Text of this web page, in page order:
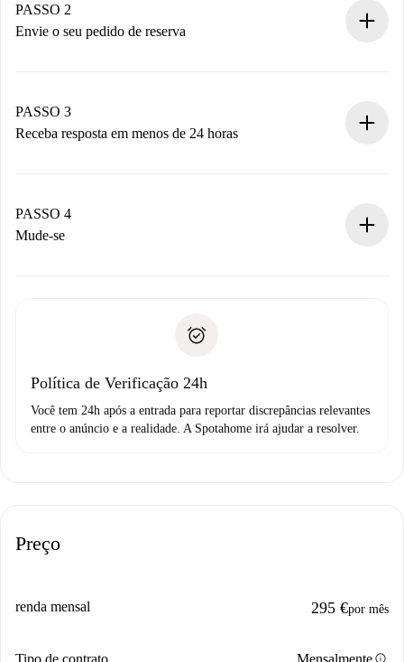
Você tem todas as informações necessárias
antecipadamente.
PASSO 2
Envie o seu pedido de reserva
Não cobramos nada até que o proprietário confirme.
PASSO 3
Receba resposta em menos de 24 horas
proprietário.
Se recusada: não cobraremos nada e ofereceremos
Débito direto bancário
PASSO 4
Mude-se
não comunicar nenhum problema.
Política de Verificação 24h
Você tem 24h após a entrada para reportar discrepâncias relevantes
entre o anúncio e a realidade. A Spotahome irá ajudar a resolver.
Preço
renda mensal 295 €por mês
Tipo de contrato Mensalmenteinfo